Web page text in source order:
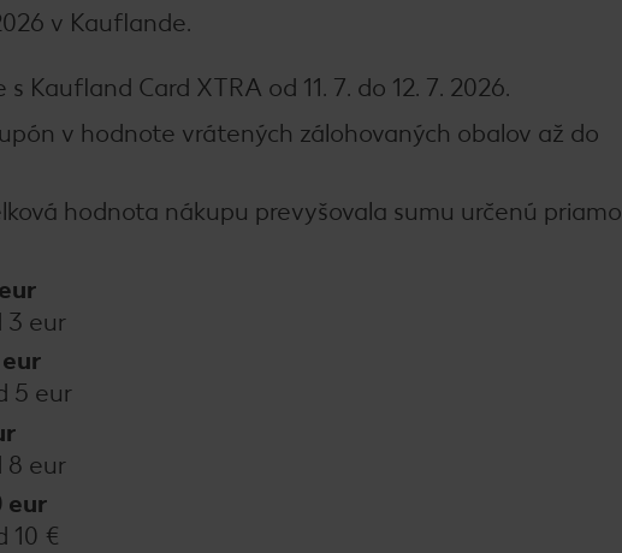
v Kauflande.
Card XTRA od 11. 7. do 12. 7. 2026.
v hodnote vrátených zálohovaných obalov až do
hodnota nákupu prevyšovala sumu určenú priamo
3 eur
5 eur
8 eur
eur
10 €